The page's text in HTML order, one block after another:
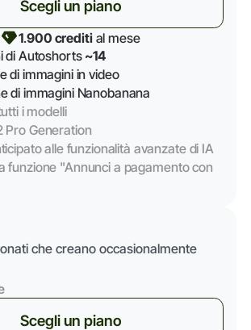
Scegli un piano
1.900 creditial mese
di Autoshorts~14
di immagini in video
di immagini Nanobanana
i modelli
Pro Generation
alle funzionalità avanzate di IA
funzione "Annunci a pagamento con
che creano occasionalmente
Scegli un piano